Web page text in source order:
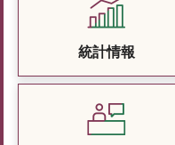
統計情報